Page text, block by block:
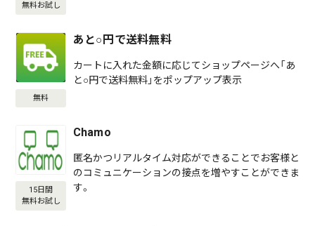
無料お試し
無料
あと○円で送料無料
カートに入れた金額に応じてショップページへ「あ
と○円で送料無料」をポップアップ表示
15日間
無料お試し
Chamo
匿名かつリアルタイム対応ができることでお客様と
のコミュニケーションの接点を増やすことができま
す。